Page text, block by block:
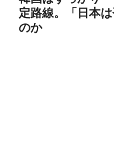
定路線。「日本
のか